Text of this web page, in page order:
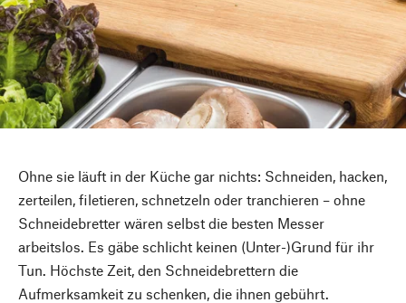
Ohne sie läuft in der Küche gar nichts: Schneiden, hacken,
zerteilen, filetieren, schnetzeln oder tranchieren – ohne
Schneidebretter wären selbst die besten Messer
arbeitslos. Es gäbe schlicht keinen (Unter-)Grund für ihr
Tun. Höchste Zeit, den Schneidebrettern die
Aufmerksamkeit zu schenken, die ihnen gebührt.